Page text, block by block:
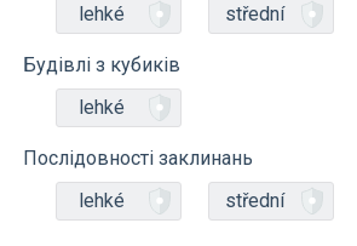
lehké
střední
Будівлі з кубиків
lehké
Послідовності заклинань
lehké
střední